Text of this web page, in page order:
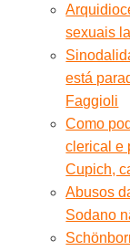
sexuais
está
Faggioli
Como
clerical e
Cupich,
Abusos
Sodano